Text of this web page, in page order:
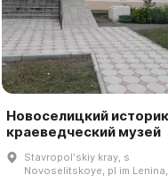
Новоселицкий
краеведческий музей
Stavropolʹskiy kray, s
Novoselitskoye, pl im